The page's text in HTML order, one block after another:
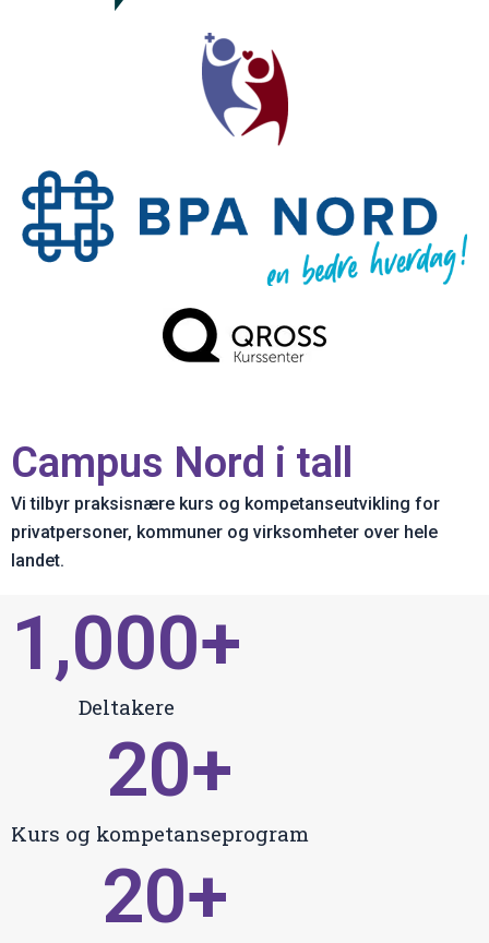
Campus Nord i tall
Vi tilbyr praksisnære kurs og kompetanseutvikling for
privatpersoner, kommuner og virksomheter over hele
landet.
Deltakere
1,000+
Kurs og kompetanseprogram
20+
20+